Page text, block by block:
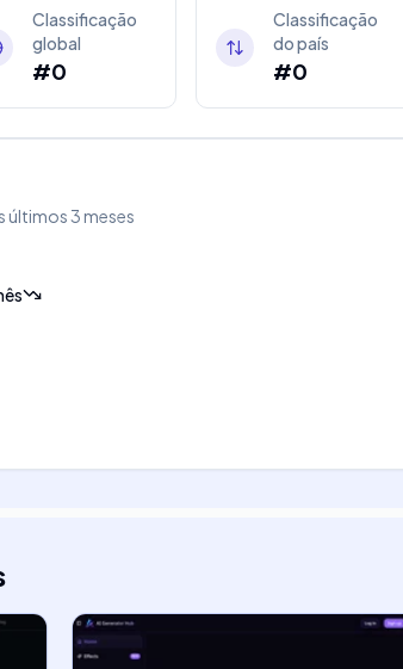
Classificação
global
#0
Classificação
do país
#0
últimos 3 meses